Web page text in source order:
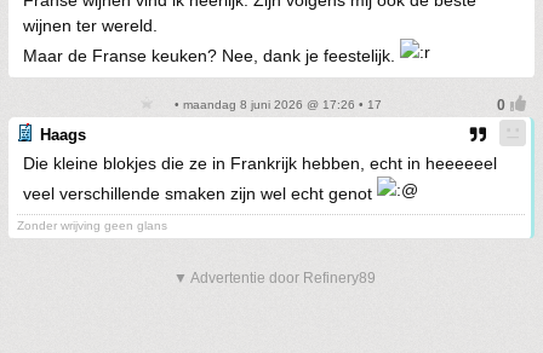
wijnen ter wereld.
Maar de Franse keuken? Nee, dank je feestelijk.
• maandag 8 juni 2026 @ 17:26 • 17
Haags
Die kleine blokjes die ze in Frankrijk hebben, echt in heeeeeel
veel verschillende smaken zijn wel echt genot
Zonder wrijving geen glans
▼ Advertentie door Refinery89